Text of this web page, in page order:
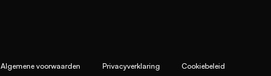
Algemene voorwaarden Privacyverklaring Cookiebeleid